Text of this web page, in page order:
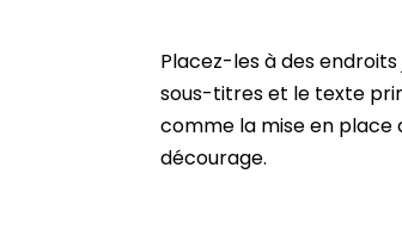
Placez-les à des
sous-titres et le texte
comme la mise en place
décourage.